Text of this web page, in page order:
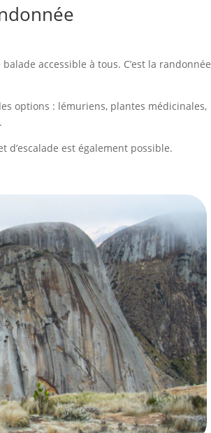
accessible à tous. C’est la randonnée
options : lémuriens, plantes médicinales,
est également possible.